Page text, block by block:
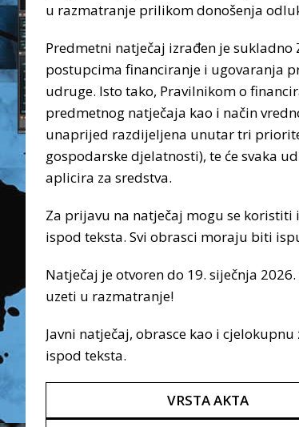
u razmatranje prilikom donošenja
Predmetni natječaj izrađen je
postupcima financiranje i ugovaranja
udruge. Isto tako, Pravilnikom o
predmetnog natječaja kao i način
unaprijed razdijeljena unutar tri
gospodarske djelatnosti), te će svaka
aplicira za sredstva.
Za prijavu na natječaj mogu se
ispod teksta. Svi obrasci moraju biti
Natječaj je otvoren do 19. siječnja
uzeti u razmatranje!
Javni natječaj, obrasce kao i
ispod teksta.
VRSTA AKTA